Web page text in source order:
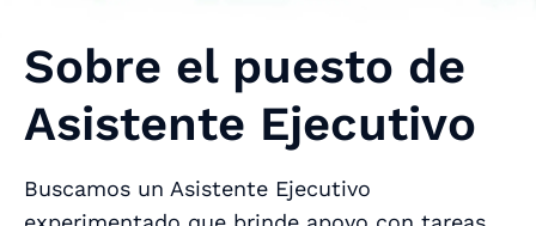
Sobre el puesto de
Asistente Ejecutivo
Buscamos un Asistente Ejecutivo